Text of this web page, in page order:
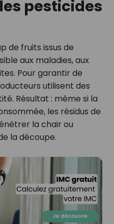
pesticides
de fruits issus de
aux maladies, aux
Pour garantir de
utilisent des
Résultat : même si la
les résidus de
la chair ou
la découpe.